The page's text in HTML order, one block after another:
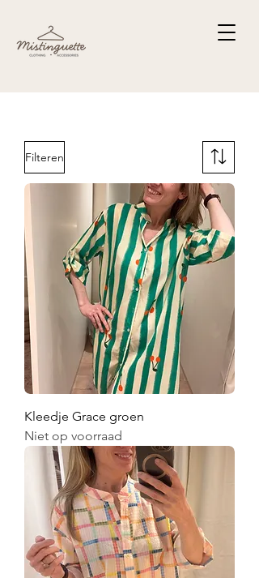
Filteren
Kleedje Grace groen
Niet op voorraad